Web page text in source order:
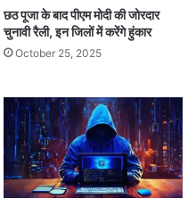
छठ पूजा के बाद पीएम मोदी की जोरदार
चुनावी रैली, इन जिलों में करेंगे हुंकार
October 25, 2025